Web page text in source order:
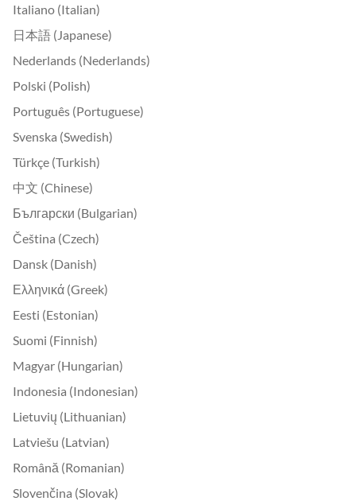
Italiano (Italian)
日本語 (Japanese)
Nederlands (Nederlands)
Polski (Polish)
Português (Portuguese)
Svenska (Swedish)
Türkçe (Turkish)
中文 (Chinese)
Български (Bulgarian)
Čeština (Czech)
Dansk (Danish)
Ελληνικά (Greek)
Eesti (Estonian)
Suomi (Finnish)
Magyar (Hungarian)
Indonesia (Indonesian)
Lietuvių (Lithuanian)
Latviešu (Latvian)
Română (Romanian)
Slovenčina (Slovak)